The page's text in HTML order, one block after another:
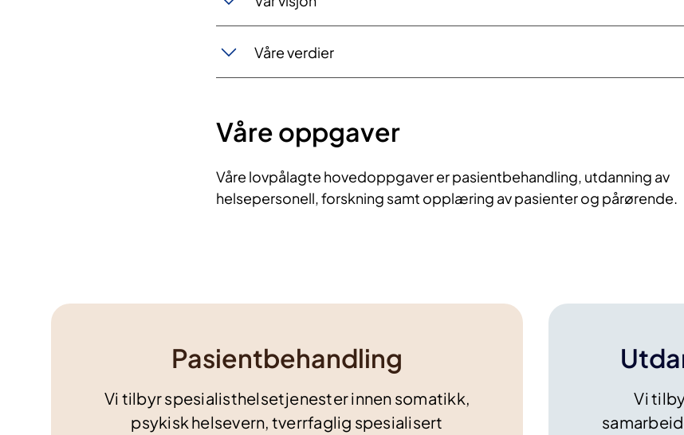
Våre verdier
Våre oppgaver
Våre lovpålagte hovedoppgaver er pasientbehandling, utdanning av
helsepersonell, forskning samt opplæring av pasienter og pårørende.
Pasientbehandling
Vi tilbyr spesialisthelsetjenester innen somatikk,
psykisk helsevern, tverrfaglig spesialisert
Vi